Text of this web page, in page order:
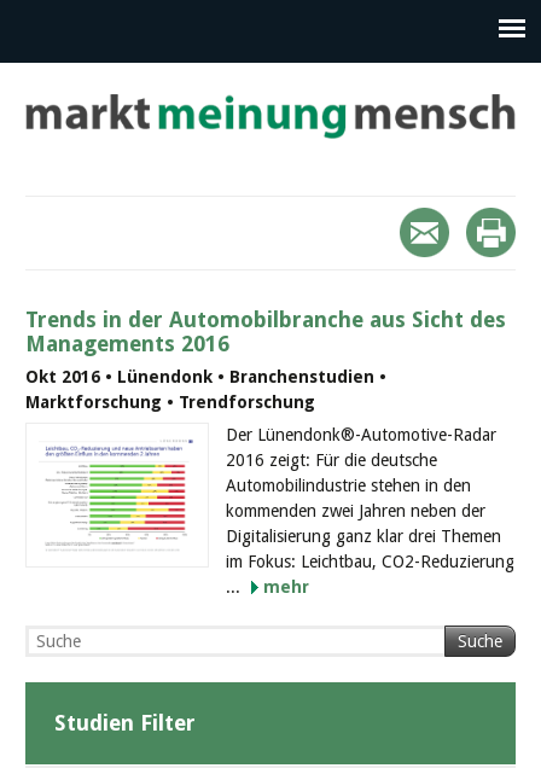
Trends in der Automobilbranche aus Sicht des
Managements 2016
Okt 2016 • Lünendonk • Branchenstudien •
Marktforschung • Trendforschung
Der Lünendonk®-Automotive-Radar
2016 zeigt: Für die deutsche
Automobilindustrie stehen in den
kommenden zwei Jahren neben der
Digitalisierung ganz klar drei Themen
im Fokus: Leichtbau, CO2-Reduzierung
...
mehr
Suche
Studien Filter